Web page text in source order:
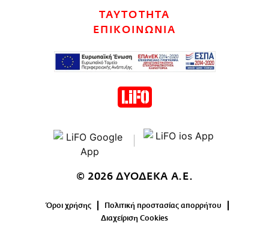
ΤΑΥΤΟΤΗΤΑ
ΕΠΙΚΟΙΝΩΝΙΑ
© 2026 ΔΥΟΔΕΚΑ Α.Ε.
Όροι χρήσης
Πολιτική προστασίας απορρήτου
Διαχείριση Cookies